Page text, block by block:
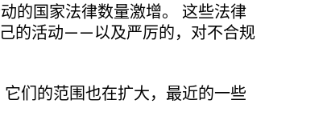
的国家法律数量激增。 这些法律
的活动——以及严厉的，对不合规
们的范围也在扩大，最近的一些